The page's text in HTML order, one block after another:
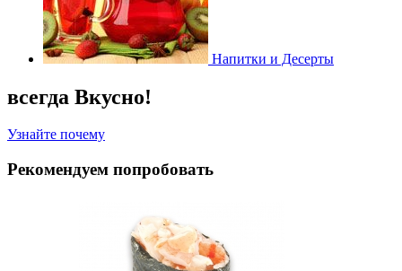
Напитки и Десерты
всегда Вкусно!
Узнайте почему
Рекомендуем попробовать